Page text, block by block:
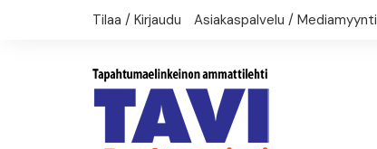
Tilaa / Kirjaudu Asiakaspalvelu / Mediamyynti